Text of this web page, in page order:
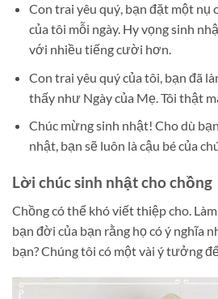
Con trai yêu quý, bạn đặt một
của tôi mỗi ngày. Hy vọng sinh
với nhiều tiếng cười hơn.
Con trai yêu quý của tôi, bạn đã
thấy như Ngày của Mẹ. Tôi thật
Chúc mừng sinh nhật! Cho dù
nhật, bạn sẽ luôn là cậu bé của
Lời chúc sinh nhật cho chồng
Chồng có thể khó viết thiệp cho.
bạn đời của bạn rằng họ có ý nghĩa
bạn? Chúng tôi có một vài ý tưởng